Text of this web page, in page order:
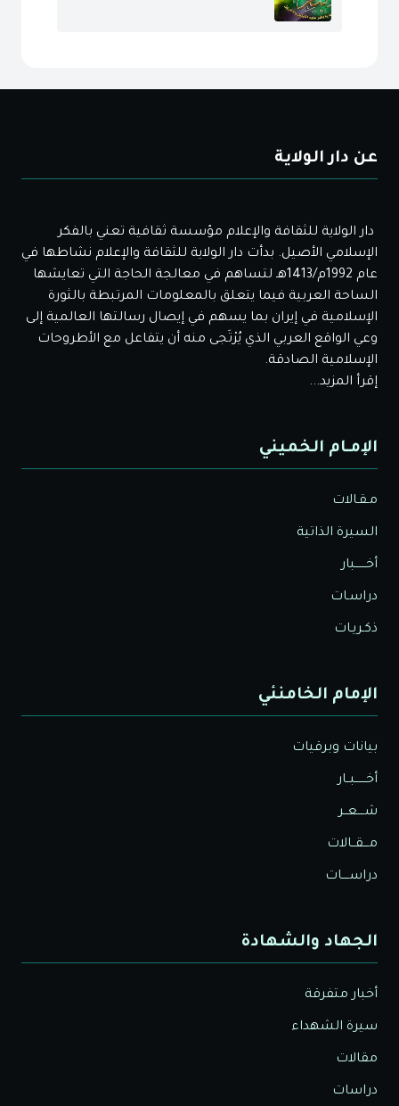
عن دار الولاية
دار الولاية للثقافة والإعلام مؤسسة ثقافية تعني بالفكر
الإسلامي الأصيل. بدأت دار الولاية للثقافة والإعلام نشاطها في
عام 1992م/1413هـ لتساهم في معالجة الحاجة التي تعايشها
الساحة العربية فيما يتعلق بالمعلومات المرتبطة بالثورة
الإسلامية في إيران بما يسهم في إيصال رسالتها العالمية إلى
وعي الواقع العربي الذي يُرْتَجى منه أن يتفاعل مع الأطروحات
الإسلامية الصادقة.
إقرأ المزيد...
الإمـام الخميني
مـقـالات
السيرة الذاتية
أخــــــبار
دراسـات
ذكـريـات
الإمام الخامنئي
بيانات وبرقيات
أخــــــبــار
شــــعــر
مـــقــالات
دراســــات
الجهاد والشهادة
أخبار متفرقة
سيرة الشهداء
مقالات
دراسات